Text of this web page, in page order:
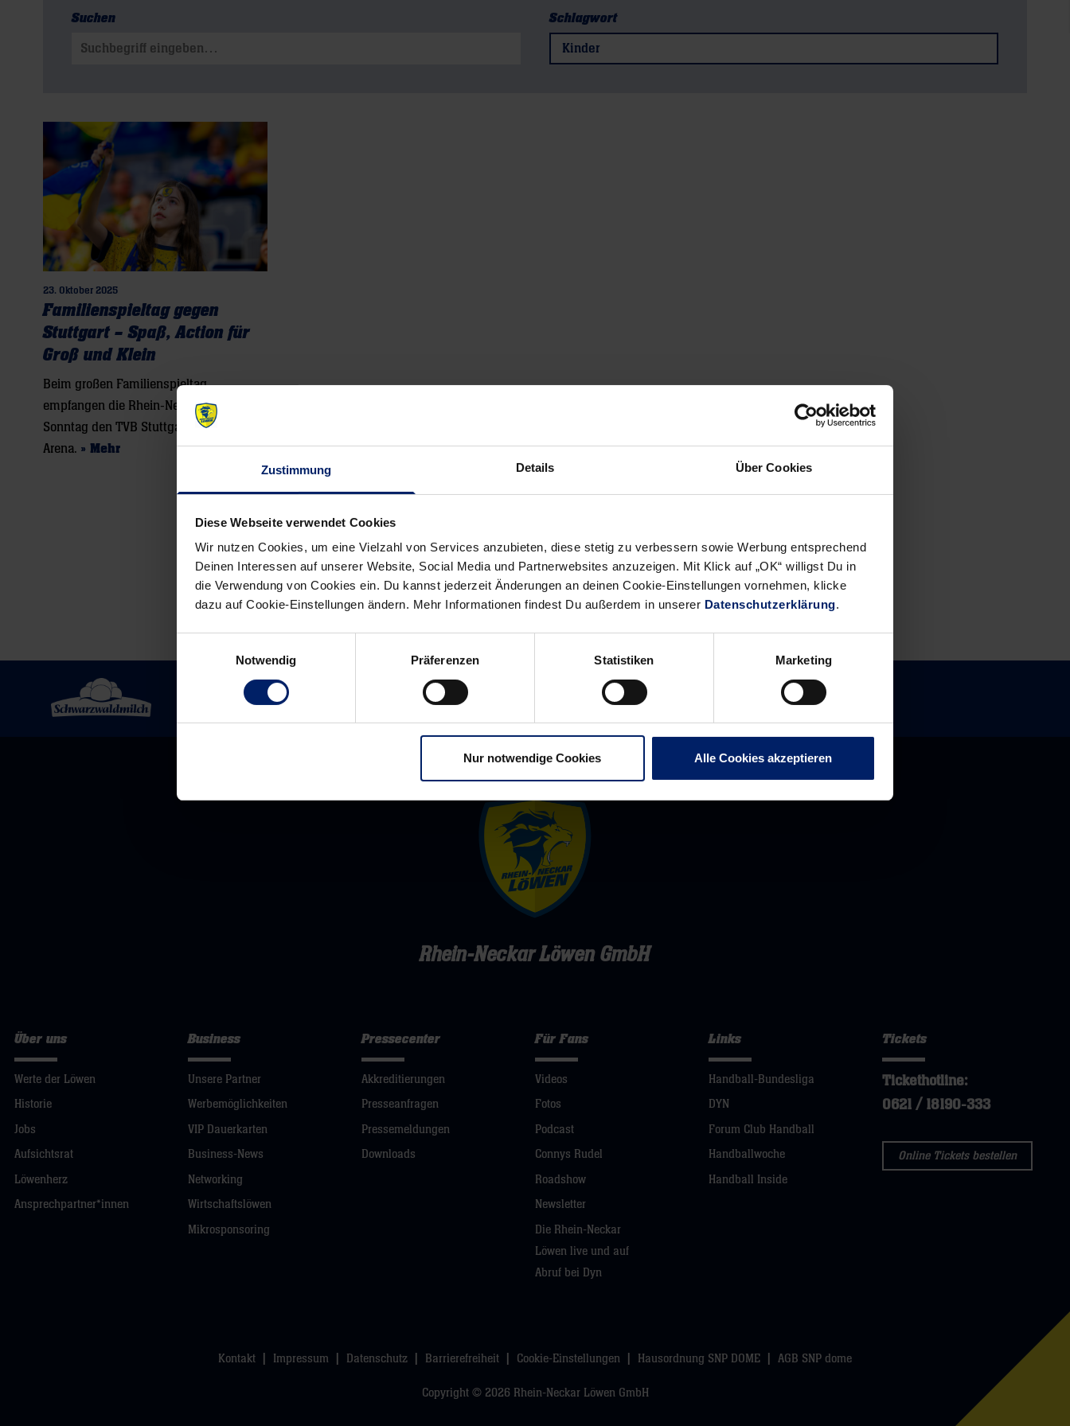
Zustimmung Details Über Cookies
Diese Webseite verwendet Cookies
Wir nutzen Cookies, um eine Vielzahl von Services anzubieten, diese stetig zu verbessern sowie Werbung entsprechend
Deinen Interessen auf unserer Website, Social Media und Partnerwebsites anzuzeigen. Mit Klick auf „OK“ willigst Du in
die Verwendung von Cookies ein. Du kannst jederzeit Änderungen an deinen Cookie-Einstellungen vornehmen, klicke
dazu auf Cookie-Einstellungen ändern. Mehr Informationen findest Du außerdem in unserer Datenschutzerklärung.
Notwendig
Präferenzen Statistiken Marketing
Nur notwendige Cookies Alle Cookies akzeptieren
Suchen
Suchen nach:
Schlagwort
Kinder
23. Oktober 2025
Familienspieltag gegen
Stuttgart – Spaß, Action für
Groß und Klein
Beim großen Familienspieltag
empfangen die Rhein-Neckar Löwen am
Sonntag den TVB Stuttgart in der SAP
Arena. » Mehr
Rhein-Neckar Löwen GmbH
Über uns
Werte der Löwen
Historie
Jobs
Aufsichtsrat
Löwenherz
Ansprechpartner*innen
Business
Unsere Partner
Werbemöglichkeiten
VIP Dauerkarten
Business-News
Networking
Wirtschaftslöwen
Mikrosponsoring
Pressecenter
Akkreditierungen
Presseanfragen
Pressemeldungen
Downloads
Für Fans
Videos
Fotos
Podcast
Connys Rudel
Roadshow
Newsletter
Die Rhein-Neckar
Löwen live und auf
Abruf bei Dyn
Links
Handball-Bundesliga
DYN
Forum Club Handball
Handballwoche
Handball Inside
Tickets
Tickethotline:
0621 / 18190-333
Online Tickets bestellen
Kontakt Impressum Datenschutz Barrierefreiheit Cookie-Einstellungen Hausordnung SNP DOME AGB SNP dome
Copyright © 2026 Rhein-Neckar Löwen GmbH